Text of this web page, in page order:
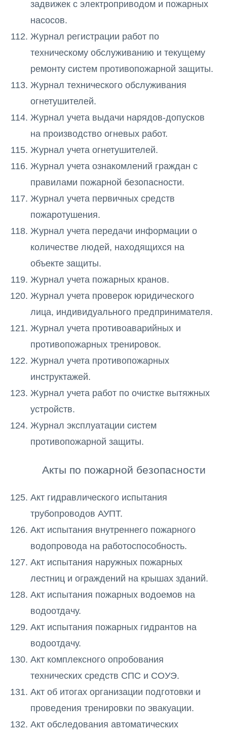
задвижек с электроприводом и пожарных
насосов.
Журнал регистрации работ по
техническому обслуживанию и текущему
ремонту систем противопожарной защиты.
Журнал технического обслуживания
огнетушителей.
Журнал учета выдачи нарядов-допусков
на производство огневых работ.
Журнал учета огнетушителей.
Журнал учета ознакомлений граждан с
правилами пожарной безопасности.
Журнал учета первичных средств
пожаротушения.
Журнал учета передачи информации о
количестве людей, находящихся на
объекте защиты.
Журнал учета пожарных кранов.
Журнал учета проверок юридического
лица, индивидуального предпринимателя.
Журнал учета противоаварийных и
противопожарных тренировок.
Журнал учета противопожарных
инструктажей.
Журнал учета работ по очистке вытяжных
устройств.
Журнал эксплуатации систем
противопожарной защиты.
Акты по пожарной безопасности
Акт гидравлического испытания
трубопроводов АУПТ.
Акт испытания внутреннего пожарного
водопровода на работоспособность.
Акт испытания наружных пожарных
лестниц и ограждений на крышах зданий.
Акт испытания пожарных водоемов на
водоотдачу.
Акт испытания пожарных гидрантов на
водоотдачу.
Акт комплексного опробования
технических средств СПС и СОУЭ.
Акт об итогах организации подготовки и
проведения тренировки по эвакуации.
Акт обследования автоматических